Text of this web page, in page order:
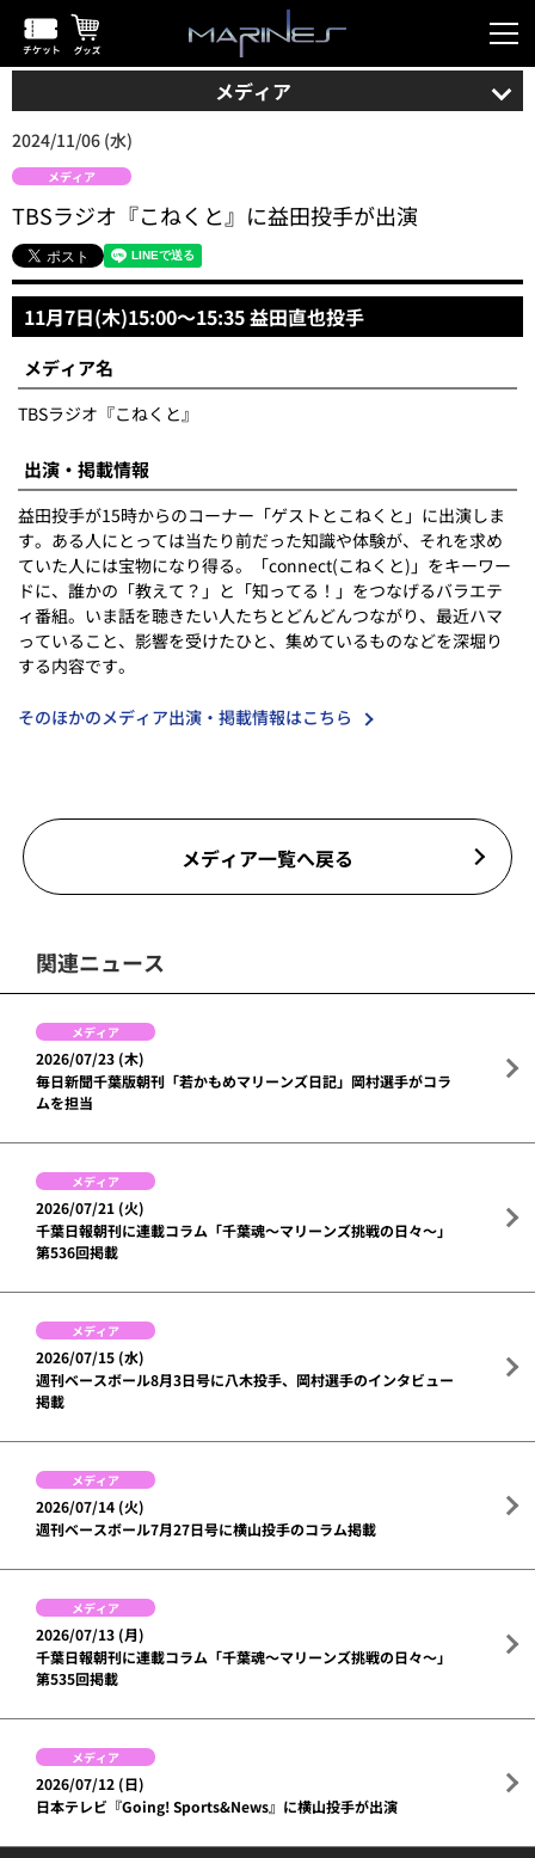
メディア
2024/11/06 (水)
メディア
TBSラジオ『こねくと』に益田投手が出演
11月7日(木)15:00～15:35 益田直也投手
メディア名
TBSラジオ『こねくと』
出演・掲載情報
益田投手が15時からのコーナー「ゲストとこねくと」に出演しま
す。ある人にとっては当たり前だった知識や体験が、それを求め
ていた人には宝物になり得る。「connect(こねくと)」をキーワー
ドに、誰かの「教えて？」と「知ってる！」をつなげるバラエテ
ィ番組。いま話を聴きたい人たちとどんどんつながり、最近ハマ
っていること、影響を受けたひと、集めているものなどを深堀り
する内容です。
そのほかのメディア出演・掲載情報はこちら
メディア一覧へ戻る
関連ニュース
メディア
2026/07/23 (木)
毎日新聞千葉版朝刊「若かもめマリーンズ日記」岡村選手がコラ
ムを担当
メディア
2026/07/21 (火)
千葉日報朝刊に連載コラム「千葉魂～マリーンズ挑戦の日々～」
第536回掲載
メディア
2026/07/15 (水)
週刊ベースボール8月3日号に八木投手、岡村選手のインタビュー
掲載
メディア
2026/07/14 (火)
週刊ベースボール7月27日号に横山投手のコラム掲載
メディア
2026/07/13 (月)
千葉日報朝刊に連載コラム「千葉魂～マリーンズ挑戦の日々～」
第535回掲載
メディア
2026/07/12 (日)
日本テレビ『Going! Sports&News』に横山投手が出演